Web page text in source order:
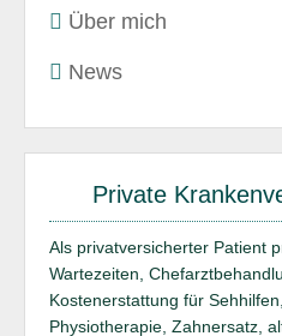
Über mich
News
Private
Als privatversicherter Patient
Wartezeiten,
Kostenerstattung für
Physiotherapie, Zahnersatz,